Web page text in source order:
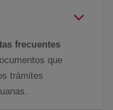
frecuentes
que
trámites